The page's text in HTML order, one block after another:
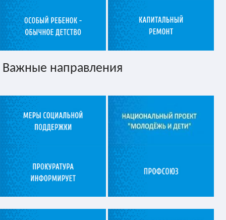
Важные направления